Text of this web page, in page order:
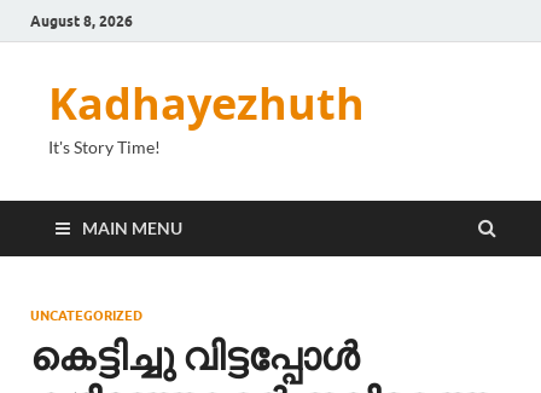
August 8, 2026
Kadhayezhuth
It's Story Time!
MAIN MENU
UNCATEGORIZED
കെട്ടിച്ചു വിട്ടപ്പോൾ